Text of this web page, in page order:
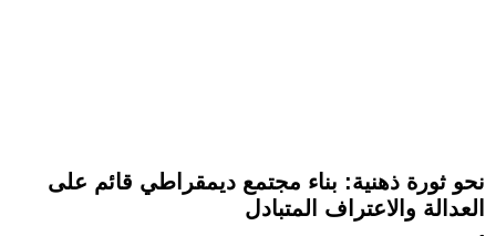
نحو ثورة ذهنية: بناء مجتمع ديمقراطي قائم على
العدالة والاعتراف المتبادل